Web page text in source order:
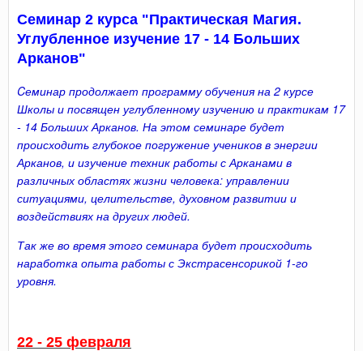
Семинар 2 курса "Практическая Магия.
Углубленное изучение 17 - 14 Больших
Арканов"
Cеминар продолжает программу обучения на 2 курсе
Школы и посвящен углубленному изучению и практикам 17
- 14 Больших Арканов. На этом семинаре будет
происходить глубокое погружение учеников в энергии
Арканов, и изучение техник работы с Арканами в
различных областях жизни человека: управлении
ситуациями, целительстве, духовном развитии и
воздействиях на других людей.
Так же во время этого семинара будет происходить
наработка опыта работы с Экстрасенсорикой 1-го
уровня.
22 - 25 февраля